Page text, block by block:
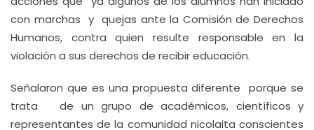
con marchas y quejas ante la Comisión de Derechos
Humanos, contra quien resulte responsable en la
violación a sus derechos de recibir educación.
Señalaron que es una propuesta diferente porque se
trata de un grupo de académicos, científicos y
representantes de la comunidad nicolaita conscientes